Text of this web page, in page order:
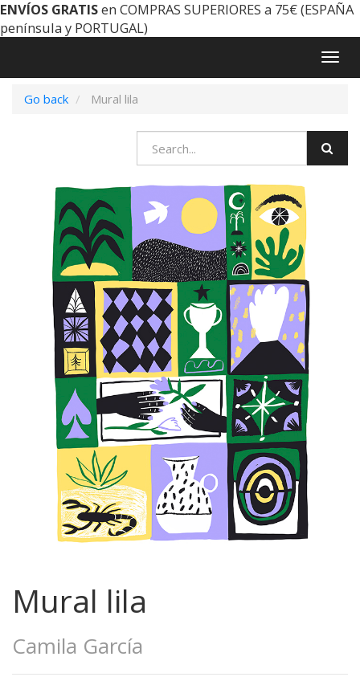
ENVÍOS GRATISen COMPRAS SUPERIORES a 75€ (ESPAÑA
península y PORTUGAL)
Go back
Mural lila
Mural lila
Camila García